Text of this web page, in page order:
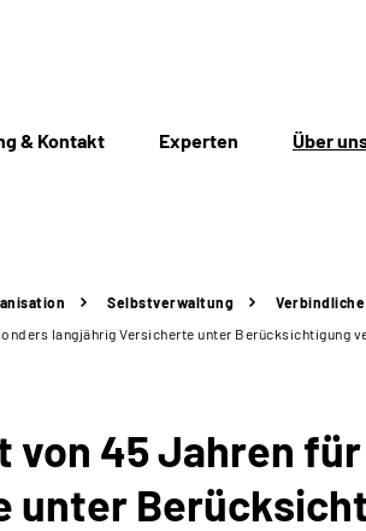
& Kontakt Experten Über
Selbstverwaltung
langjährig Versicherte unter
von 45 Jahren
unter